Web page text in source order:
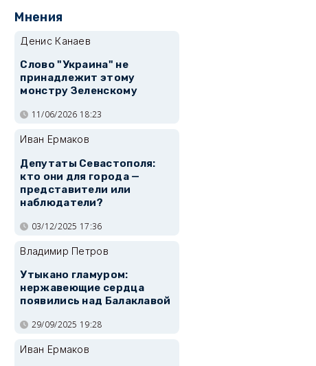
Мнения
Денис Канаев
Слово "Украина" не
принадлежит этому
монстру Зеленскому
11/06/2026 18:23
Иван Ермаков
Депутаты Севастополя:
кто они для города —
представители или
наблюдатели?
03/12/2025 17:36
Владимир Петров
Утыкано гламуром:
нержавеющие сердца
появились над Балаклавой
29/09/2025 19:28
Иван Ермаков